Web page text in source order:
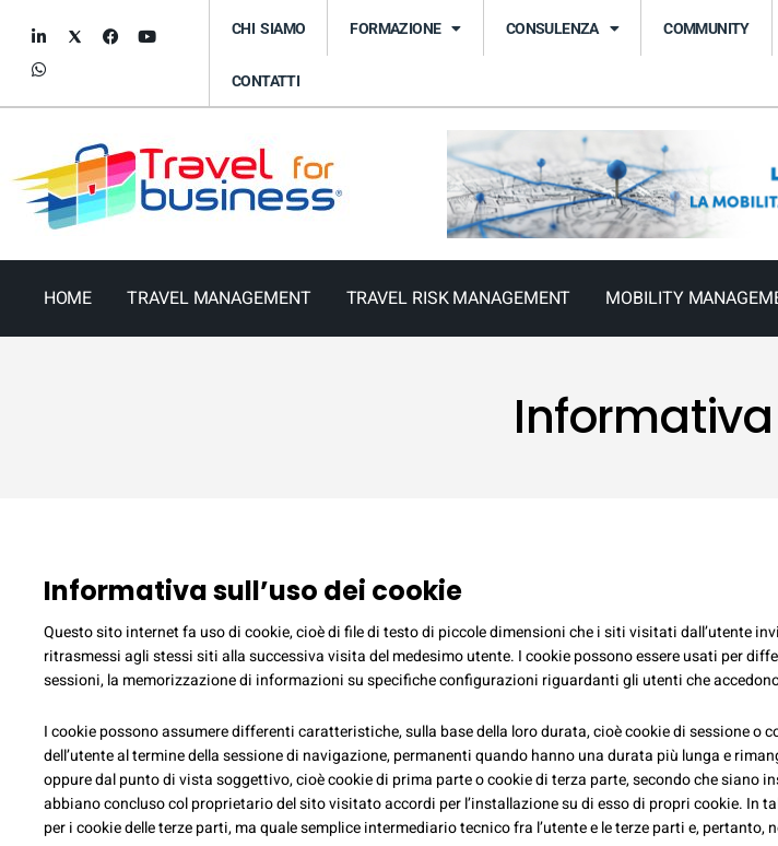
CHI SIAMO FORMAZIONE CONSULENZA COMMUNITY
CONTATTI
HOME TRAVEL MANAGEMENT TRAVEL RISK MANAGEMENT MOBILITY
Informativa sull’uso dei cookie
Questo sito internet fa uso di cookie, cioè di file di testo di piccole dimensioni che i siti visitati dall’utente
ritrasmessi agli stessi siti alla successiva visita del medesimo utente. I cookie possono essere usati per
sessioni, la memorizzazione di informazioni su specifiche configurazioni riguardanti gli utenti che
I cookie possono assumere differenti caratteristiche, sulla base della loro durata, cioè cookie di sessione
dell’utente al termine della sessione di navigazione, permanenti quando hanno una durata più lunga e
oppure dal punto di vista soggettivo, cioè cookie di prima parte o cookie di terza parte, secondo che
abbiano concluso col proprietario del sito visitato accordi per l’installazione su di esso di propri cookie.
per i cookie delle terze parti, ma quale semplice intermediario tecnico fra l’utente e le terze parti e,